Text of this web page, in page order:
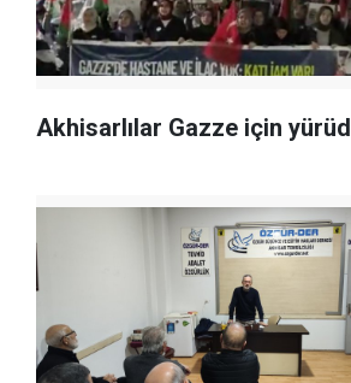
Akhisarlılar Gazze için